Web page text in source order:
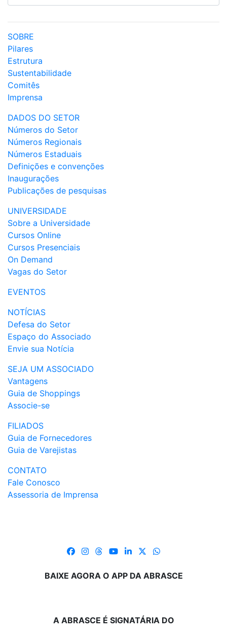
SOBRE
Pilares
Estrutura
Sustentabilidade
Comitês
Imprensa
DADOS DO SETOR
Números do Setor
Números Regionais
Números Estaduais
Definições e convenções
Inaugurações
Publicações de pesquisas
UNIVERSIDADE
Sobre a Universidade
Cursos Online
Cursos Presenciais
On Demand
Vagas do Setor
EVENTOS
NOTÍCIAS
Defesa do Setor
Espaço do Associado
Envie sua Notícia
SEJA UM ASSOCIADO
Vantagens
Guia de Shoppings
Associe-se
FILIADOS
Guia de Fornecedores
Guia de Varejistas
CONTATO
Fale Conosco
Assessoria de Imprensa
BAIXE AGORA O APP DA ABRASCE
A ABRASCE É SIGNATÁRIA DO